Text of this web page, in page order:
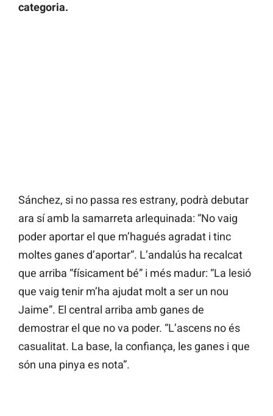
categoria.
Sánchez, si no passa res estrany, podrà debutar
ara sí amb la samarreta arlequinada: “No vaig
poder aportar el que m’hagués agradat i tinc
moltes ganes d’aportar”. L’andalús ha recalcat
que arriba “físicament bé” i més madur: “La lesió
que vaig tenir m’ha ajudat molt a ser un nou
Jaime”. El central arriba amb ganes de
demostrar el que no va poder. “L’ascens no és
casualitat. La base, la confiança, les ganes i que
són una pinya es nota”.